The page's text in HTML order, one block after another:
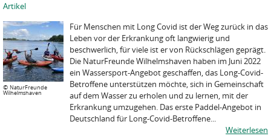
Artikel
© NaturFreunde
Wilhelmshaven
Für Menschen mit Long Covid ist der Weg zurück in das
Leben vor der Erkrankung oft langwierig und
beschwerlich, für viele ist er von Rückschlägen geprägt.
Die NaturFreunde Wilhelmshaven haben im Juni 2022
ein Wassersport-Angebot geschaffen, das Long-Covid-
Betroffene unterstützen möchte, sich in Gemeinschaft
auf dem Wasser zu erholen und zu lernen, mit der
Erkrankung umzugehen. Das erste Paddel-Angebot in
Deutschland für Long-Covid-Betroffene...
Weiterlesen